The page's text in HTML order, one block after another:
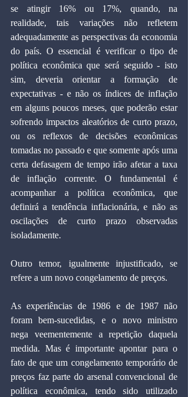
se atingir 16% ou 17%, quando, na
realidade, tais variações não refletem
adequadamente as perspectivas da economia
do país. O essencial é verificar o tipo de
política econômica que será seguido - isto
sim, deveria orientar a formação de
expectativas - e não os índices de inflação
em alguns poucos meses, que poderão estar
sofrendo impactos aleatórios de curto prazo,
ou os reflexos de decisões econômicas
tomadas no passado e que somente após uma
certa defasagem de tempo irão afetar a taxa
de inflação corrente. O fundamental é
acompanhar a política econômica, que
definirá a tendência inflacionária, e não as
oscilações de curto prazo observadas
isoladamente.
Outro temor, igualmente injustificado, se
refere a um novo congelamento de preços.
As experiências de 1986 e de 1987 não
foram bem-sucedidas, e o novo ministro
nega veementemente a repetição daquela
medida. Mas é importante apontar para o
fato de que um congelamento temporário de
preços faz parte do arsenal convencional de
política econômica, tendo sido utilizado